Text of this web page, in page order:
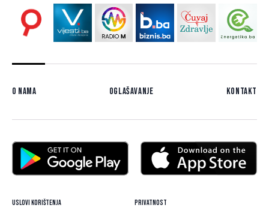
O nama Oglašavanje Kontakt
Uslovi korištenja Privatnost